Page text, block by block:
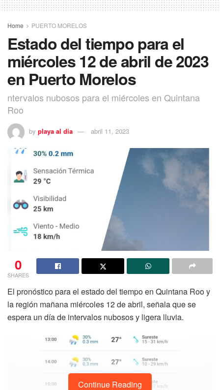
Home PUERTO MORELOS
Estado del tiempo para el
miércoles 12 de abril de 2023
en Puerto Morelos
ntervalos nubosos para el miércoles en Quintana
Roo
by playa al dia abril 11, 2023
0
SHARES
El pronóstico para el estado del tiempo en Quintana Roo y
la región mañana miércoles 12 de abril, señala que se
espera un día de intervalos nubosos y ligera lluvia.
Continue Reading